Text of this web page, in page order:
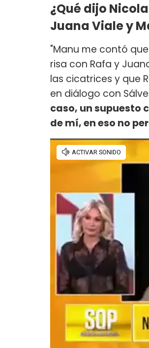
¿Qué dijo
Juana Viale y
"Manu me contó
risa con Rafa y
las cicatrices y que
en diálogo con
caso, un supuesto
de mí, en eso no